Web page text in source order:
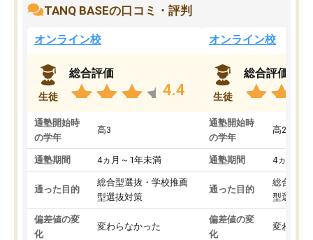
TANQ BASEの口コミ・評判
オンライン校
生徒
総合評価
4.4
通塾開始時
の学年
高3
通塾期間 4ヵ月～1年未満
通った目的
総合型選抜・学校推薦
型選抜対策
偏差値の変
化
変わらなかった
オンライン校
生徒
総合評価
通塾開始時
の学年
高2
通塾期間 4ヵ月～1
通った目的
総合型選
型選抜対
偏差値の変
化
変わらな